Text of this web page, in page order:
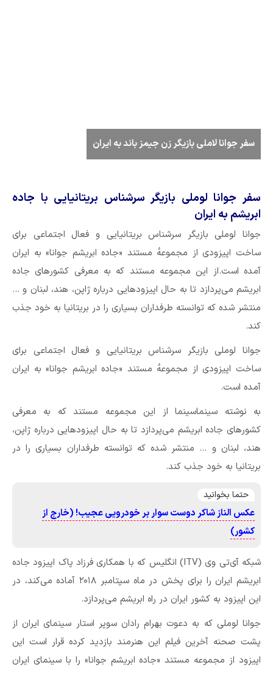
سفر جوانا لاملی بازیگر زن جیمز باند به ایران
سفر جوانا لوملی بازیگر سرشناس بریتانیایی با جاده
ابریشم به ایران
جوانا لوملی بازیگر سرشناس بریتانیایی و فعال اجتماعی برای
ساخت اپیزودی از مجموعه‌ٔ مستند «جاده ابریشم جوانا» به ایران
آمده است.از این مجموعه مستند که به معرفی کشورهای جاده
ابریشم می‌پردازد تا به حال اپیزودهایی درباره ژاپن، هند، لبنان و …
منتشر شده که توانسته طرفداران بسیاری را در بریتانیا به خود جذب
کند.
جوانا لوملی بازیگر سرشناس بریتانیایی و فعال اجتماعی برای
ساخت اپیزودی از مجموعه‌ٔ مستند «جاده ابریشم جوانا» به ایران
آمده است.
به نوشته سینماسینما از این مجموعه مستند که به معرفی
کشورهای جاده ابریشم می‌پردازد تا به حال اپیزودهایی درباره ژاپن،
هند، لبنان و … منتشر شده که توانسته طرفداران بسیاری را در
بریتانیا به خود جذب کند.
حتما بخوانید
عکس الناز شاکر دوست سوار بر خودرویی عجیب! (خارج از
کشور)
شبکه آی‌تی وی (ITV) انگلیس که با همکاری فرزاد پاک اپیزود جاده
ابریشم ایران را برای پخش در ماه سپتامبر ۲۰۱۸ آماده می‌کند، در
این اپیزود به کشور ایران در راه ابریشم می‌پردازد.
جوانا لوملی که به دعوت بهرام رادان سوپر استار سینمای ایران از
پشت صحنه آخرین فیلم این هنرمند بازدید کرده قرار است این
اپیزود از مجموعه مستند «جاده ابریشم جوانا» را با سینمای ایران